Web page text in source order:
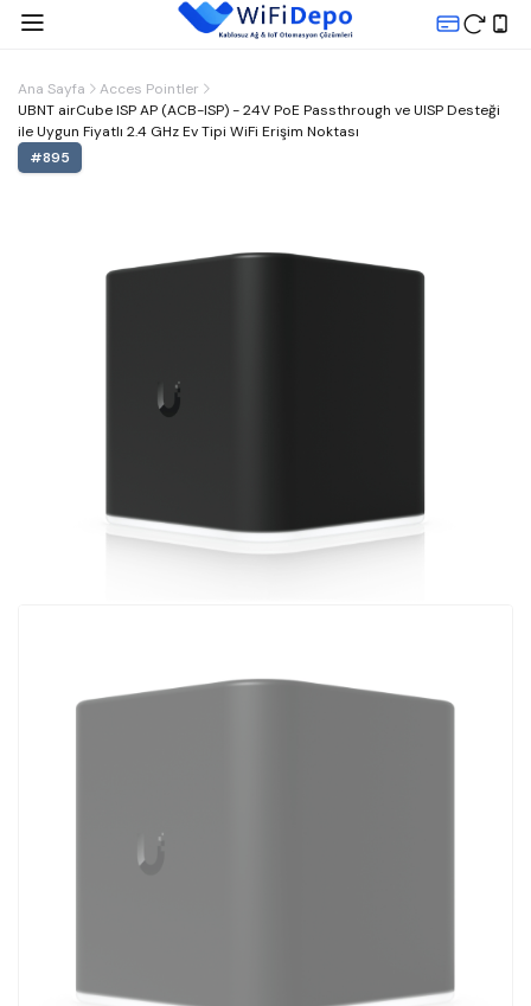
Ana Sayfa
Acces Pointler
UBNT airCube ISP AP (ACB-ISP) - 24V PoE Passthrough ve UISP Desteği
ile Uygun Fiyatlı 2.4 GHz Ev Tipi WiFi Erişim Noktası
#895